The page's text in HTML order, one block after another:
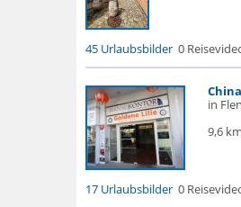
45 Urlaubsbilder 0
in
9,6
17 Urlaubsbilder 0